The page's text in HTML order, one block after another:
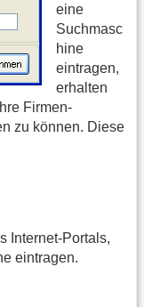
eine
Suchmasc
hine
eintragen,
erhalten
Firmen-
zu können. Diese
Internet-Portals,
eintragen.